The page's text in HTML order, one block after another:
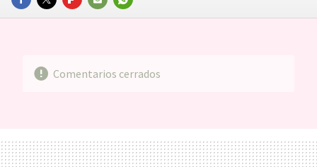
FACEBOOKTWITTERFLIPBOARD
E-
WHATSAPP
Comentarios cerrados